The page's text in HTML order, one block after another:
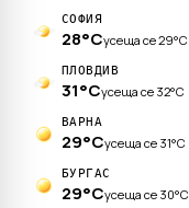
СОФИЯ
28°Cусеща се 29°C
ПЛОВДИВ
31°Cусеща се 32°C
ВАРНА
29°Cусеща се 31°C
БУРГАС
29°Cусеща се 30°C